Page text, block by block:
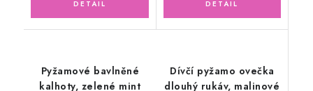
Pyžamové bavlněné
kalhoty, zelené mint
Dívčí pyžamo ovečka
dlouhý rukáv, malinové